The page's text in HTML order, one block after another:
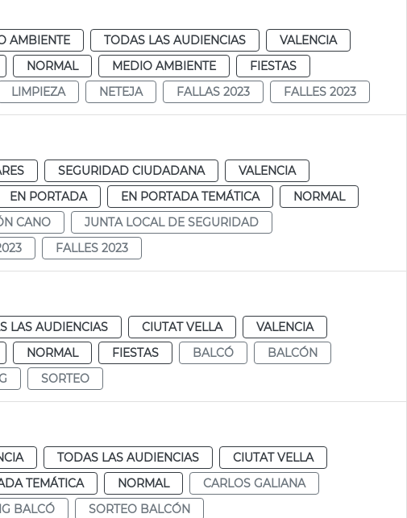
AMBIENTE TODAS LAS AUDIENCIAS
VALENCIA
NORMAL MEDIO AMBIENTE
FIESTAS
LIMPIEZA NETEJA FALLAS 2023 FALLES 2023
SEGURIDAD CIUDADANA
VALENCIA
EN PORTADA EN PORTADA TEMÁTICA
NORMAL
CANO
JUNTA LOCAL DE SEGURIDAD
FALLES 2023
LAS AUDIENCIAS CIUTAT VELLA
VALENCIA
NORMAL FIESTAS BALCÓ
BALCÓN
SORTEO
TODAS LAS AUDIENCIAS
CIUTAT VELLA
TEMÁTICA NORMAL
CARLOS GALIANA
BALCÓ SORTEO BALCÓN